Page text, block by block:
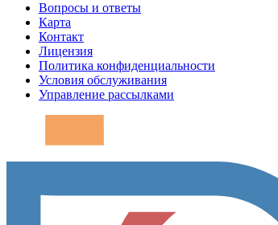
Вопросы и ответы
Карта
Контакт
Лицензия
Политика конфиденциальности
Условия обслуживания
Управление рассылками